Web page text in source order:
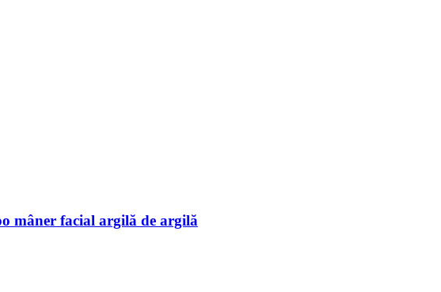
mâner facial argilă de argilă